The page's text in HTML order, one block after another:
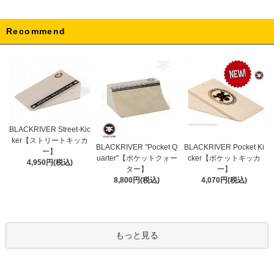
Recommend
BLACKRIVER Street-Kic
ker【ストリートキッカ
ー】
4,950円(税込)
BLACKRIVER "Pocket Q
uarter"【ポケットクォー
ター】
8,800円(税込)
BLACKRIVER Pocket Ki
cker【ポケットキッカ
ー】
4,070円(税込)
もっと見る